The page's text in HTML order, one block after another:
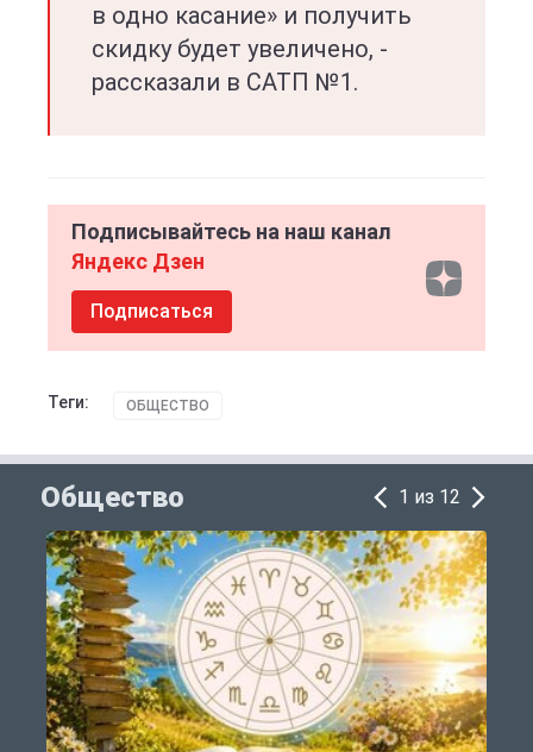
в одно касание» и получить
скидку будет увеличено, -
рассказали в САТП №1.
Подписывайтесь на наш канал
Яндекс Дзен
Подписаться
Теги: ОБЩЕСТВО
Общество 1 из 12